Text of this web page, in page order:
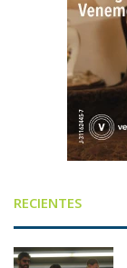
RECIENTES